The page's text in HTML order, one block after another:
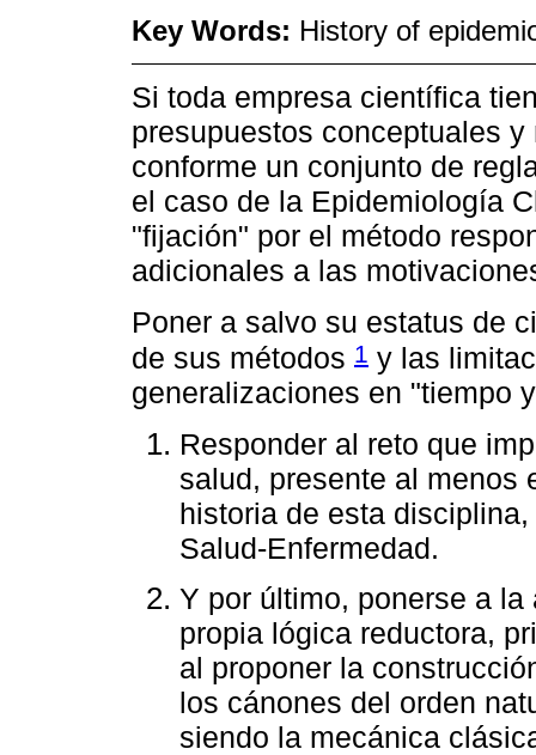
Key Words: History of
Si toda empresa científica
presupuestos conceptuales
conforme un conjunto de
el caso de la Epidemiología
"fijación" por el método
adicionales a las
Poner a salvo su estatus de
de sus métodos 1 y las
generalizaciones en "tiempo
Responder al reto que
salud, presente al menos
historia de esta
Salud-Enfermedad.
Y por último, ponerse a
propia lógica reductora,
al proponer la
los cánones del orden
siendo la mecánica